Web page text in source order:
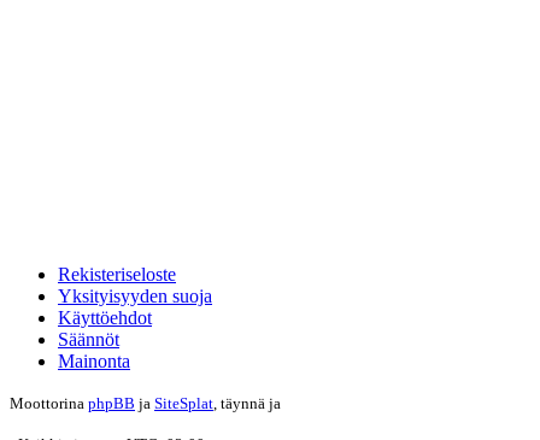
Rekisteriseloste
Yksityisyyden suoja
Käyttöehdot
Säännöt
Mainonta
Moottorina phpBB ja SiteSplat, täynnä ja